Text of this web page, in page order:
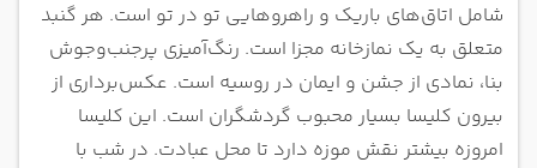
شامل اتاق‌های باریک و راهروهایی تو در تو است. هر گنبد
متعلق به یک نمازخانه مجزا است. رنگ‌آمیزی پرجنب‌وجوش
بنا، نمادی از جشن و ایمان در روسیه است. عکس‌برداری از
بیرون کلیسا بسیار محبوب گردشگران است. این کلیسا
امروزه بیشتر نقش موزه دارد تا محل عبادت. در شب با